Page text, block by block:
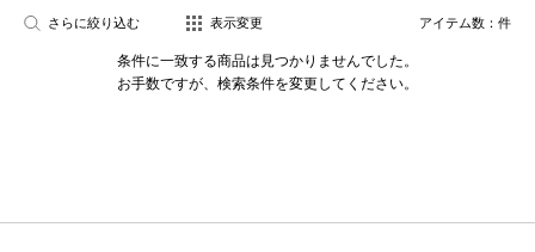
さらに絞り込む 表示変更 アイテム数： 件
条件に一致する商品は見つかりませんでした。
お手数ですが、検索条件を変更してください。